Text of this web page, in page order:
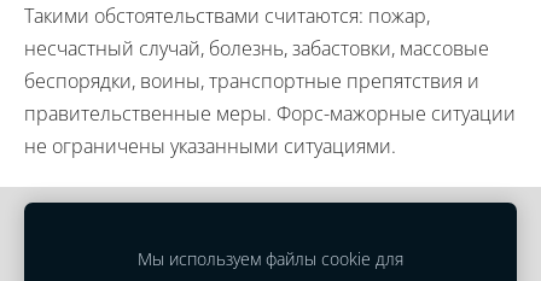
Такими обстоятельствами считаются: пожар,
несчастный случай, болезнь, забастовки, массовые
беспорядки, воины, транспортные препятствия и
правительственные меры. Форс-мажорные ситуации
не ограничены указанными ситуациями.
Мы используем файлы cookie для